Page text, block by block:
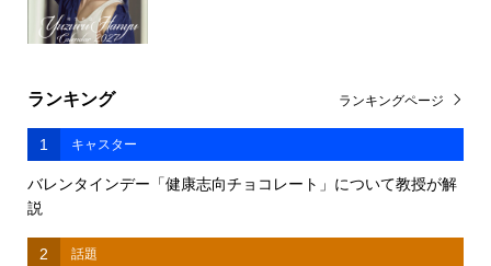
ランキング
1 キャスター
バレンタインデー「健康志向チョコレート」について教授が解
説
2 話題
ランキングページ